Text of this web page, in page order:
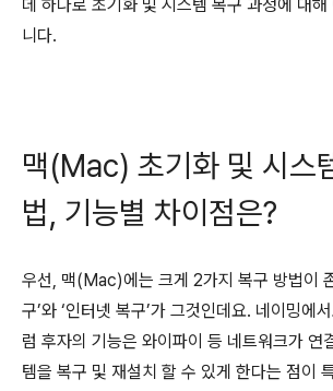
데 하나로 초기화 및 시스템 복구 과정에 대
니다.
맥(Mac) 초기화 및 시스
법, 기능별 차이점은?
우선, 맥(Mac)에는 크게 2가지 복구 방법이
구’와 ‘인터넷 복구’가 그것인데요. 네이밍에
럼 후자의 기능은 와이파이 등 네트워크가 연
템을 복구 및 재설치 할 수 있게 한다는 점이